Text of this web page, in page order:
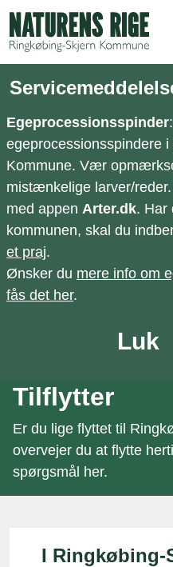
Egeprocessionsspinder
egeprocessionsspindere
Kommune. Vær
mistænkelige larver/
med appen Arter.dk. Har
kommunen, skal du
et praj.
Ønsker du mere info om
fås det her.
Luk
Tilflytter
Er du lige flyttet til
overvejer du at flytte
spørgsmål her.
I Ringkøbing-